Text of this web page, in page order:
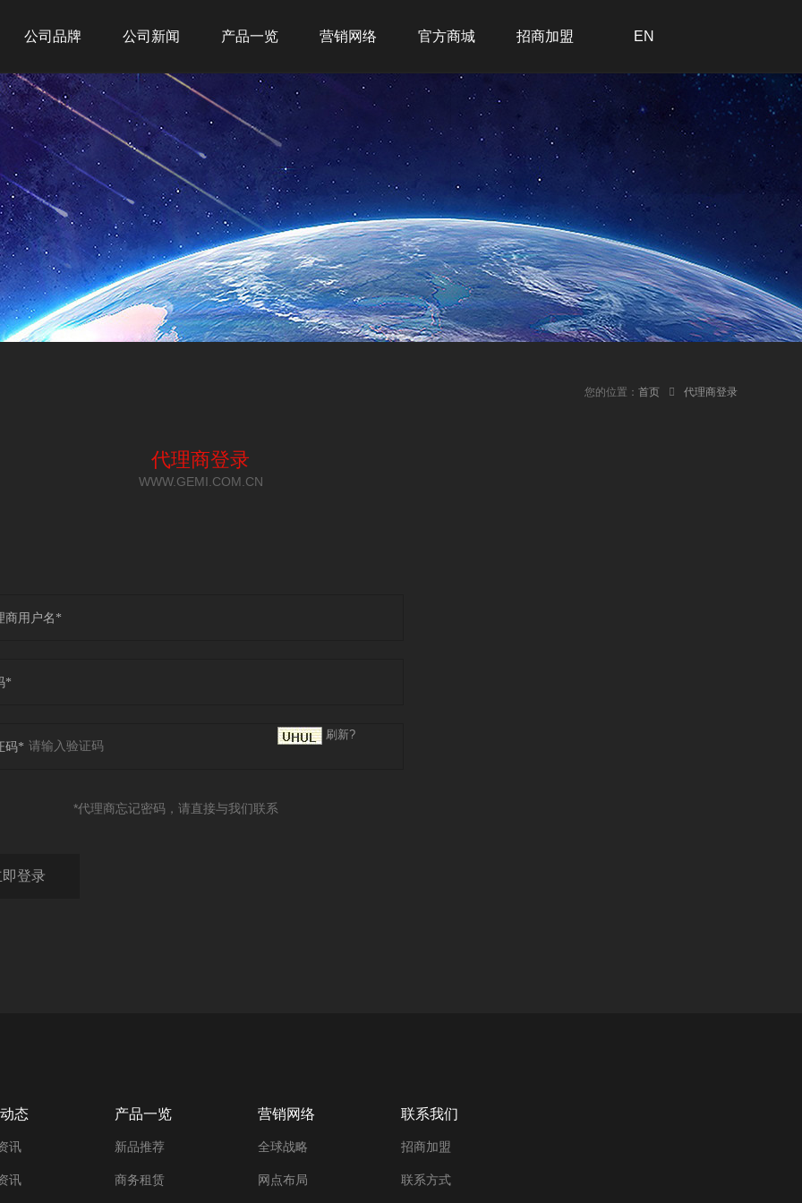
EN
招商加盟
联系我们
在线留言
加入我们
官方商城
营销网络
网点布局
经典案例
产品一览
新品推荐
商务租赁
商用产品
家用产品
净水产品
公司新闻
行业新闻
公司品牌
吉之美
吉宝
吉优
您的位置： 首页 代理商登录
代理商登录
WWW.GEMI.COM.CN
商用户名*
*
码*
刷新?
*代理商忘记密码，请直接与我们联系
态
讯
讯
产品一览
新品推荐
商务租赁
营销网络
全球战略
网点布局
联系我们
招商加盟
联系方式